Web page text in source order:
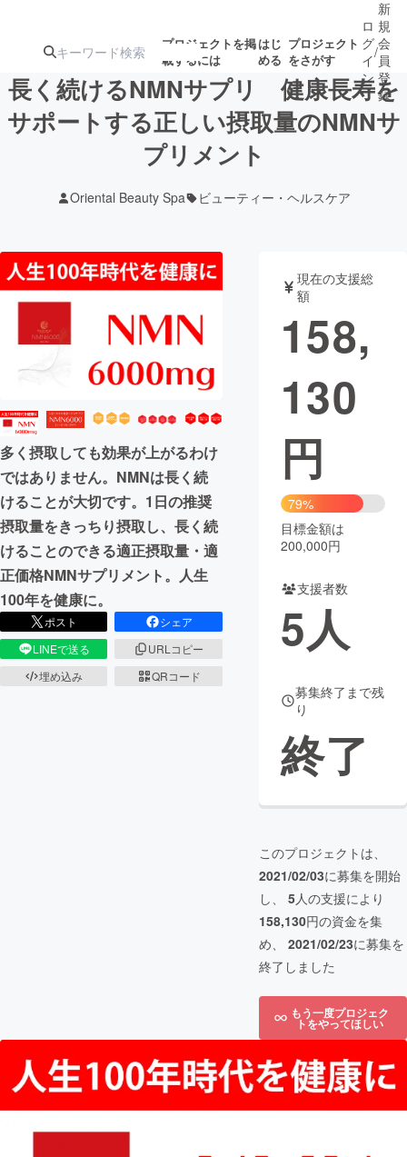
プロジェクトを掲
載するには
はじ
める
プロジェクト
をさがす
注目の新着プロ募集終了が近いプ
テクノロジー・ガジェット
映像・映画 書籍・雑誌
チャレンジ
まちづくり・地域活性化
CAMPFIRE for Social Good
CAMPFIRE Creation
CAMPFIREふるさと納税machi-ya コミュニティ
ロ
グ
イ
ン
/
新
規
会
員
登
録
長く続けるNMNサプリ 健康長寿を
サポートする正しい摂取量のNMNサ
プリメント
Oriental Beauty Spa ビューティー・ヘルスケア
多く摂取しても効果が上がるわけ
ではありません。NMNは長く続
けることが大切です。1日の推奨
摂取量をきっちり摂取し、長く続
けることのできる適正摂取量・適
正価格NMNサプリメント。人生
100年を健康に。
ポスト
シェア
LINEで送る
URLコピー
埋め込み
QRコード
現在の支援総
額
158,
130
円
79%
目標金額は
200,000円
支援者数
5人
募集終了まで残
り
終了
このプロジェクトは、
2021/02/03に募集を開始
し、 5人の支援により
158,130円の資金を集
め、 2021/02/23に募集を
終了しました
もう一度プロジェク
トをやってほしい